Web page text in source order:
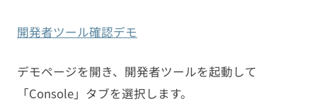
開発者ツール確認デモ
デモページを開き、開発者ツールを起動して
「Console」タブを選択します。